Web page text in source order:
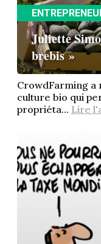
Juliette
brebis »
CrowdFarming a
culture bio qui
propriéta... Lire